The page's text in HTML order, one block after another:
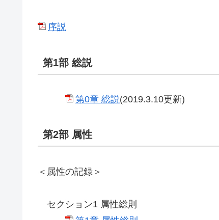
序説
第1部 総説
第0章 総説(2019.3.10更新)
第2部 属性
＜属性の記録＞
セクション1 属性総則